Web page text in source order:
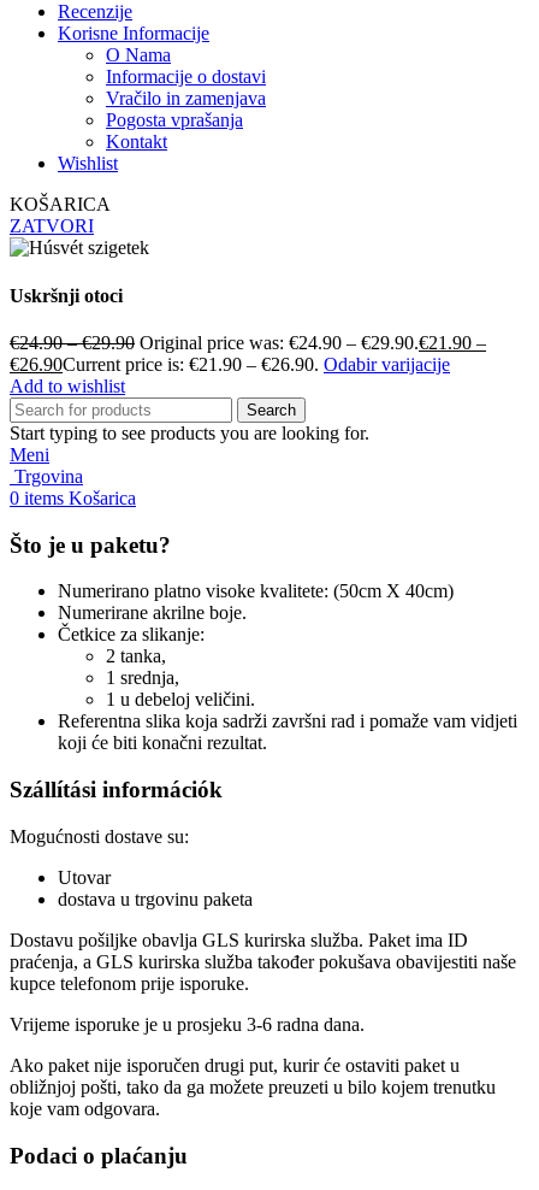
Recenzije
Korisne Informacije
O Nama
Informacije o dostavi
Vračilo in zamenjava
Pogosta vprašanja
Kontakt
Wishlist
KOŠARICA
ZATVORI
Uskršnji otoci
€24.90–€29.90 Original price was: €24.90 – €29.90.€21.90 –
€26.90Current price is: €21.90 – €26.90. Odabir varijacije
Add to wishlist
Search
Start typing to see products you are looking for.
Meni
Trgovina
0 items Košarica
Što je u paketu?
Numerirano platno visoke kvalitete: (50cm X 40cm)
Numerirane akrilne boje.
Četkice za slikanje:
2 tanka,
1 srednja,
1 u debeloj veličini.
Referentna slika koja sadrži završni rad i pomaže vam vidjeti
koji će biti konačni rezultat.
Szállítási információk
Mogućnosti dostave su:
Utovar
dostava u trgovinu paketa
Dostavu pošiljke obavlja GLS kurirska služba. Paket ima ID
praćenja, a GLS kurirska služba također pokušava obavijestiti naše
kupce telefonom prije isporuke.
Vrijeme isporuke je u prosjeku 3-6 radna dana.
Ako paket nije isporučen drugi put, kurir će ostaviti paket u
obližnjoj pošti, tako da ga možete preuzeti u bilo kojem trenutku
koje vam odgovara.
Podaci o plaćanju